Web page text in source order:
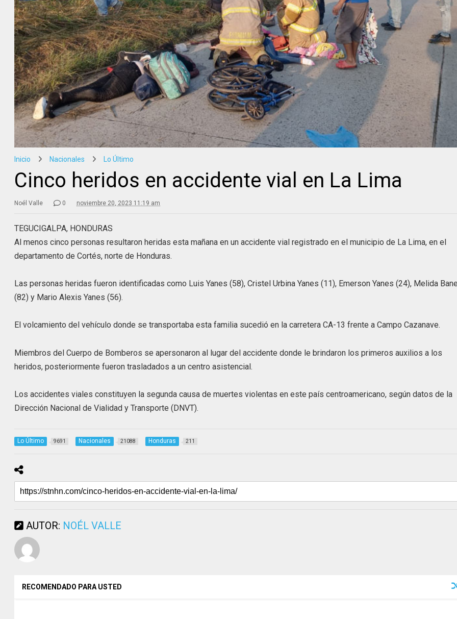
Inicio Nacionales Lo Último
Cinco heridos en accidente vial en La Lima
Noél Valle 0 noviembre 20, 2023 11:19 am
TEGUCIGALPA, HONDURAS
Al menos cinco personas resultaron heridas esta mañana en un accidente vial registrado en el municipio de La Lima, en el
departamento de Cortés, norte de Honduras.
Las personas heridas fueron identificadas como Luis Yanes (58), Cristel Urbina Yanes (11), Emerson Yanes (24), Melida
(82) y Mario Alexis Yanes (56).
El volcamiento del vehículo donde se transportaba esta familia sucedió en la carretera CA-13 frente a Campo Cazanave.
Miembros del Cuerpo de Bomberos se apersonaron al lugar del accidente donde le brindaron los primeros auxilios a los
heridos, posteriormente fueron trasladados a un centro asistencial.
Los accidentes viales constituyen la segunda causa de muertes violentas en este país centroamericano, según datos de la
Dirección Nacional de Vialidad y Transporte (DNVT).
Lo Último 9691 Nacionales 21088 Honduras 211
AUTOR: NOÉL VALLE
RECOMENDADO PARA USTED